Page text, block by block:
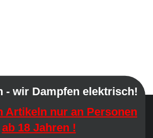
- wir Dampfen elektrisch!
Artikeln nur an Personen
ab 18 Jahren !